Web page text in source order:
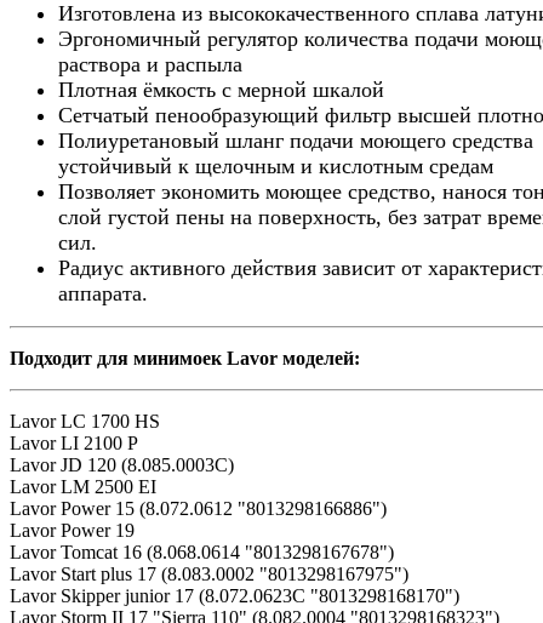
Изготовлена из высококачественного сплава
Эргономичный регулятор количества подачи
раствора и распыла
Плотная ёмкость с мерной шкалой
Сетчатый пенообразующий фильтр высшей
Полиуретановый шланг подачи моющего средства
устойчивый к щелочным и кислотным средам
Позволяет экономить моющее средство, нанося
слой густой пены на поверхность, без затрат
сил.
Радиус активного действия зависит от
аппарата.
Подходит для минимоек Lavor моделей:
Lavor LC 1700 HS
Lavor LI 2100 P
Lavor JD 120 (8.085.0003C)
Lavor LM 2500 EI
Lavor Power 15 (8.072.0612 "8013298166886")
Lavor Power 19
Lavor Tomcat 16 (8.068.0614 "8013298167678")
Lavor Start plus 17 (8.083.0002 "8013298167975")
Lavor Skipper junior 17 (8.072.0623C "8013298168170")
Lavor Storm II 17 "Sierra 110" (8.082.0004 "8013298168323")